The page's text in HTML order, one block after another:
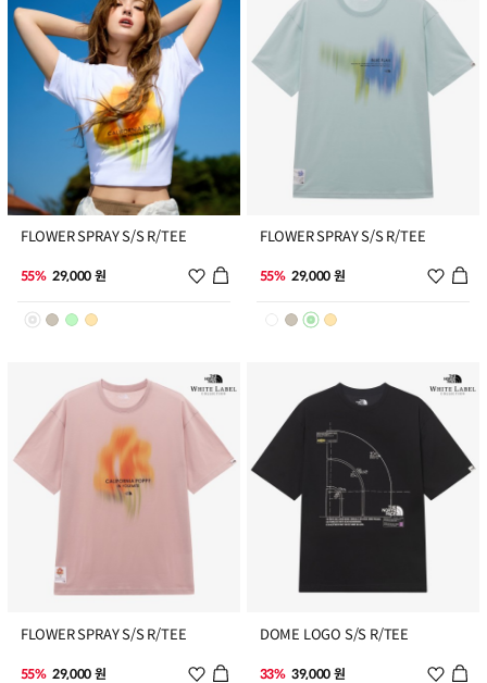
5
FLOWER SPRAY S/S R/TEE
29,000 원
55% 위시리스트 추가
FLOWER SPRAY S/S R/TEE
29,000 원
55% 위시
FLOWER SPRAY S/S R/TEE
29,000 원
55% 위시리스트 추가
DOME LOGO S/S R/TEE
39,000 원
33% 위시